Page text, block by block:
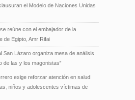
el Modelo de Naciones Unidas
reúne con el embajador de la
de Egipto, Amr Rifai
San Lázaro organiza mesa de análisis
de las y los magonistas”
exige reforzar atención en salud
niños y adolescentes víctimas de